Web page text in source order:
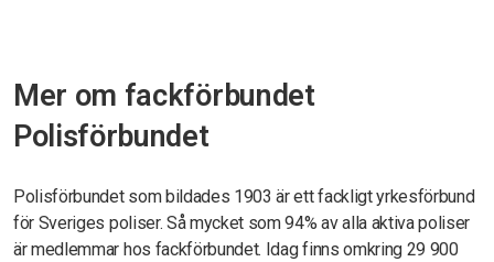
Mer om fackförbundet
Polisförbundet
Polisförbundet som bildades 1903 är ett fackligt yrkesförbund
för Sveriges poliser. Så mycket som 94% av alla aktiva poliser
är medlemmar hos fackförbundet. Idag finns omkring 29 900